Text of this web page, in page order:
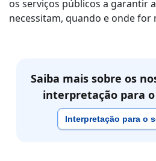
os serviços públicos a garantir
necessitam, quando e onde for
Saiba mais sobre os
interpretação para
Interpretação para o